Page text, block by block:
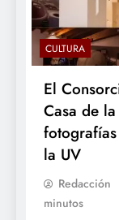
CULTURA
El
Casa de
la UV
Redacción
minutos